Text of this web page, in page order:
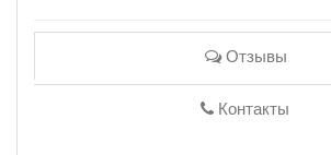
Отзывы
Контакты